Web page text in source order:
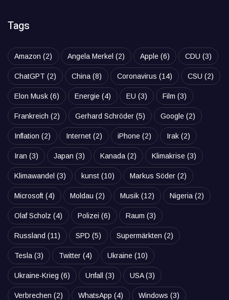
Tags
Amazon (2) Angela Merkel (2) Apple (6) CDU (3)
ChatGPT (2) China (8) Coronavirus (14) CSU (2)
Elon Musk (6) Energie (4) EU (3) Film (3)
Frankreich (2) Gerhard Schröder (5) Google (2)
Inflation (2) Internet (2) iPhone (2) Irak (2)
Iran (3) Japan (3) Kanada (2) Klimakrise (3)
Klimawandel (3) kunst (10) Markus Söder (2)
Microsoft (4) Moldau (2) Musik (12) Nigeria (2)
Olaf Scholz (4) Polizei (6) Raum (3)
Russland (11) SPD (5) Supermärkten (2)
Tesla (3) Twitter (4) Ukraine (10)
Ukraine-Krieg (6) Unfall (3) USA(3)
Verbrechen (2) WhatsApp (4) Windows (3)